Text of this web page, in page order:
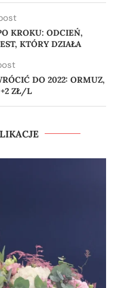
KROKU: ODCIEŃ,
KTÓRY DZIAŁA
DO 2022: ORMUZ,
ZŁ/L